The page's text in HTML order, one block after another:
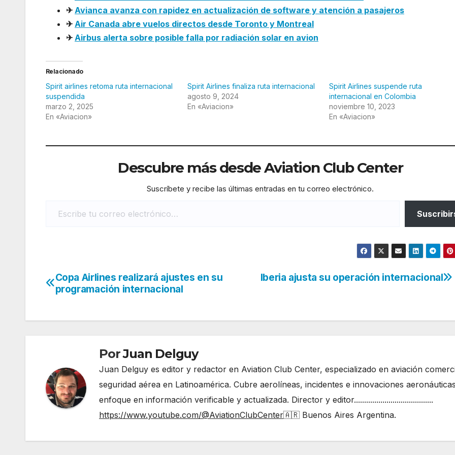
✈ Avianca avanza con rapidez en actualización de software y atención a pasajeros
✈ Air Canada abre vuelos directos desde Toronto y Montreal
✈ Airbus alerta sobre posible falla por radiación solar en avion
Relacionado
Spirit airlines retoma ruta internacional
suspendida
marzo 2, 2025
En «Aviacion»
Spirit Airlines finaliza ruta internacional
agosto 9, 2024
En «Aviacion»
Spirit Airlines suspende ruta
internacional en Colombia
noviembre 10, 2023
En «Aviacion»
Descubre más desde Aviation Club Center
Suscríbete y recibe las últimas entradas en tu correo electrónico.
Navegación
entradas
Iberia ajusta su operación internacional
Copa Airlines realizará ajustes en su
programación internacional
PorJuan Delguy
Juan Delguy es editor y redactor en Aviation Club Center, especializado en aviación
seguridad aérea en Latinoamérica. Cubre aerolíneas, incidentes e innovaciones
enfoque en información verificable y actualizada. Director y editor.......................................
https://www.youtube.com/@AviationClubCenter🇦🇷 Buenos Aires Argentina.